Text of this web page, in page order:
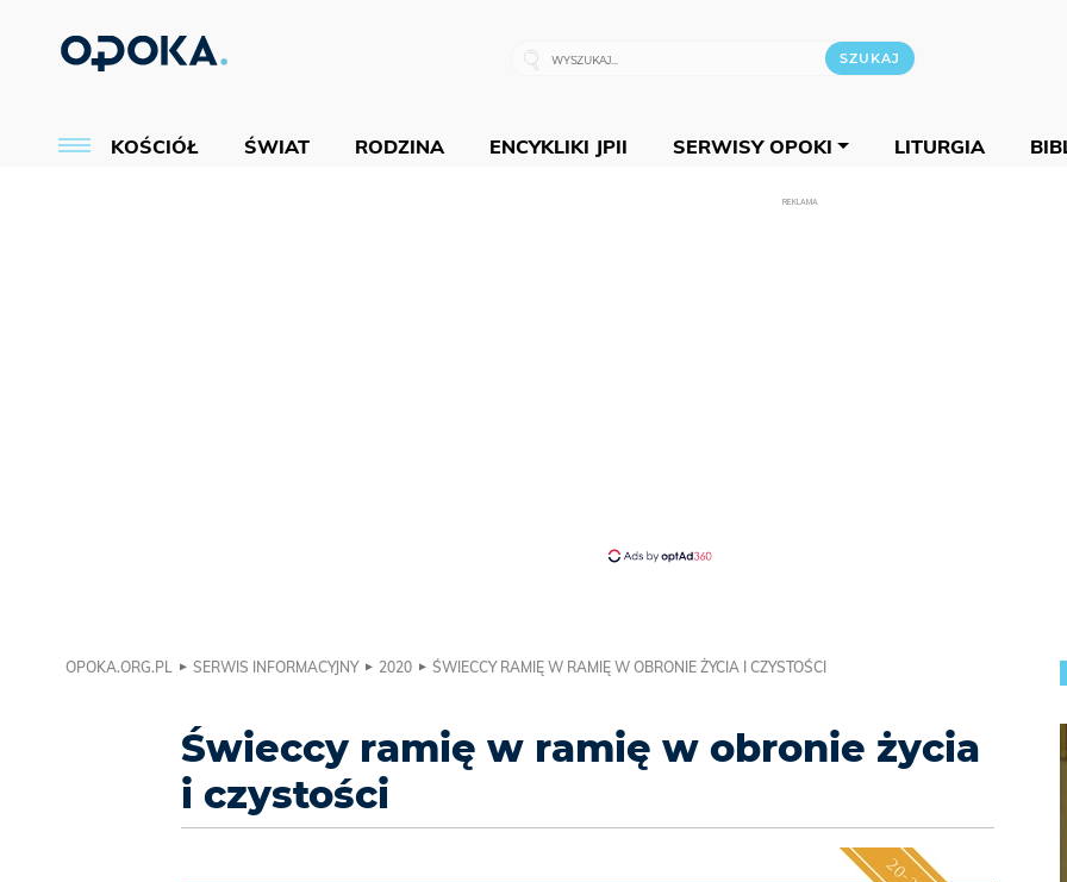
KOŚCIÓŁ ŚWIAT RODZINA ENCYKLIKI JPII SERWISY OPOKI LITURGIA
REKLAMA
OPOKA.ORG.PL SERWIS INFORMACYJNY 2020 ŚWIECCY RAMIĘ W RAMIĘ W OBRONIE ŻYCIA I CZYSTOŚCI
Świeccy ramię w ramię w obronie życia
i czystości